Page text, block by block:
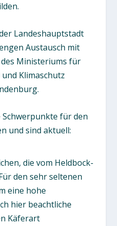
Landeshauptstadt
Austausch mit
Ministeriums für
Klimaschutz
für den
und sind aktuell:
die vom Heldbock-
den sehr seltenen
eine hohe
hier beachtliche
Käferart